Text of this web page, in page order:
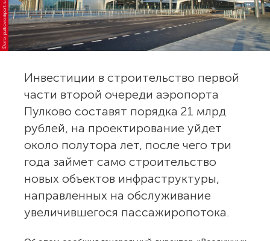
Фото: pulkovoairport.ru
Инвестиции в строительство первой
части второй очереди аэропорта
Пулково составят порядка 21 млрд
рублей, на проектирование уйдет
около полутора лет, после чего три
года займет само строительство
новых объектов инфраструктуры,
направленных на обслуживание
увеличившегося пассажиропотока.